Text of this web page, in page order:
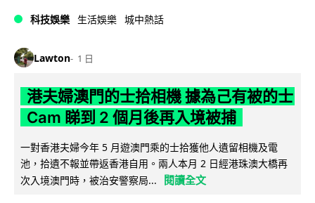
科技娛樂 生活娛樂 城中熱話
Lawton 1 日
港夫婦澳門的士拾相機 據為己有被的士
Cam 睇到 2 個月後再入境被捕
一對香港夫婦今年 5 月遊澳門乘的士拾獲他人遺留相機及電
池，拾遺不報並帶返香港自用。兩人本月 2 日經港珠澳大橋再
次入境澳門時，被治安警察局...
閱讀全文